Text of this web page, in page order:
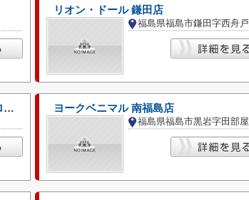
リオン・ドール 鎌田店
福島県福島市鎌田字西舟戸
ICHII'S ロシナンテ MARKET(イチイズ ロシナンテ マーケット) ヨークベニマル 南福島店
福島県福島市黒岩字田部屋